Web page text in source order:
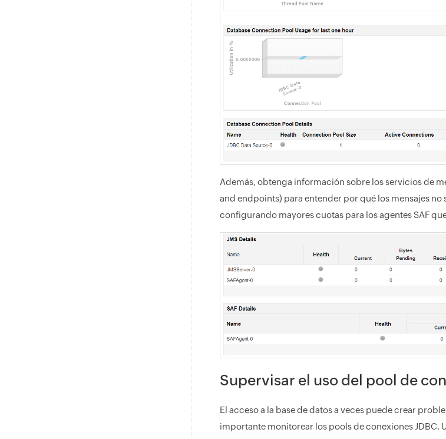
Además, obtenga información sobre los servicios de
and endpoints) para entender por qué los mensajes no
configurando mayores cuotas para los agentes SAF
Supervisar el uso del pool de
El acceso a la base de datos a veces puede crear
importante monitorear los pools de conexiones